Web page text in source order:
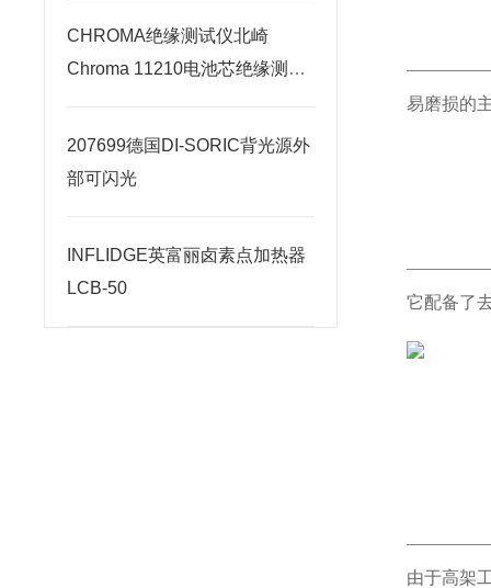
CHROMA绝缘测试仪北崎
Chroma 11210电池芯绝缘测试
207699德国DI-SORIC背光源外
部可闪光
INFLIDGE英富丽卤素点加热器
LCB-50
易磨损的
它配备了
由于高架